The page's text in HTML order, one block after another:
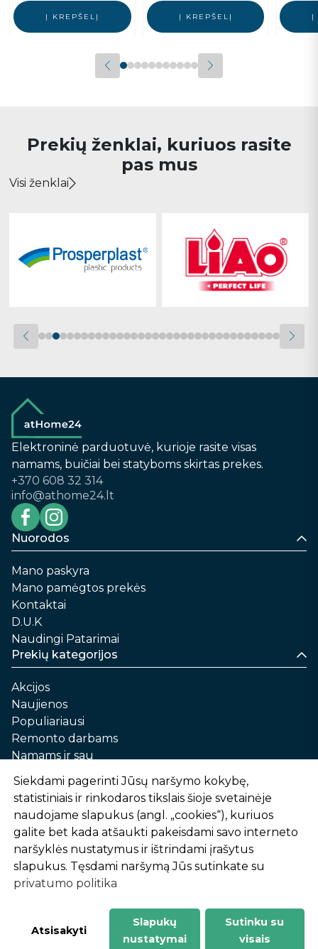
Į KREPŠELĮ Į KREPŠELĮ Į
Prekių ženklai, kuriuos rasite
pas mus
Visi ženklai
Elektroninė parduotuvė, kurioje rasite visas
namams, buičiai bei statyboms skirtas prekes.
+370 608 32 314
info@athome24.lt
Nuorodos
Mano paskyra
Mano pamėgtos prekės
Kontaktai
D.U.K
Naudingi Patarimai
Prekių kategorijos
Akcijos
Naujienos
Populiariausi
Remonto darbams
Namams ir sau
Automobilių priežiūrai
Sodui ir daržui
Informacija
Apie mus
Prekių pirkimo – pardavimo taisyklės
Prekių pristatymas ir atsiėmimas
Garantinis aptarnavimas ir prekių grąžinimas
Privatumo politika
-
1
2
%
n
u
o
l
a
i
d
Siekdami pagerinti Jūsų naršymo kokybę,
statistiniais ir rinkodaros tikslais šioje svetainėje
naudojame slapukus (angl. „cookies“), kuriuos
galite bet kada atšaukti pakeisdami savo interneto
naršyklės nustatymus ir ištrindami įrašytus
slapukus. Tęsdami naršymą Jūs sutinkate su
privatumo politika
Atsisakyti
Slapukų
nustatymai
Sutinku su
visais